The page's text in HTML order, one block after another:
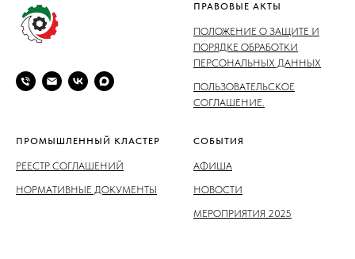
ПРАВОВЫЕ АКТЫ
ПОЛОЖЕНИЕ О ЗАЩИТЕ И
ПОРЯДКЕ ОБРАБОТКИ
ПЕРСОНАЛЬНЫХ ДАННЫХ
ПОЛЬЗОВАТЕЛЬСКОЕ
СОГЛАШЕНИЕ.
ПРОМЫШЛЕННЫЙ КЛАСТЕР
РЕЕСТР СОГЛАШЕНИЙ
НОРМАТИВНЫЕ ДОКУМЕНТЫ
СОБЫТИЯ
АФИША
НОВОСТИ
МЕРОПРИЯТИЯ 2025